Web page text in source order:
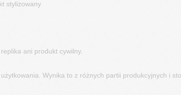
stylizowany
ani produkt cywilny.
Wynika to z różnych partii produkcyjnych i